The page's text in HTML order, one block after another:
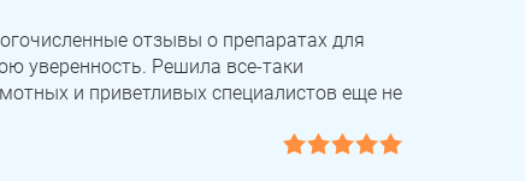
отзывы о препаратах для
уверенность. Решила все-таки
и приветливых специалистов еще не